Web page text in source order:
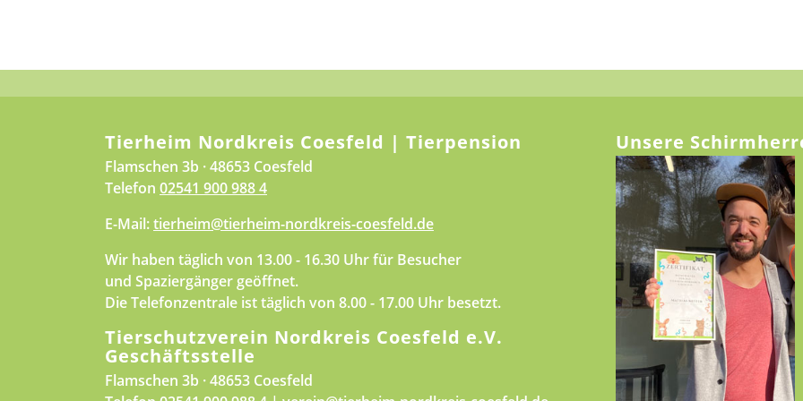
Tierheim Nordkreis Coesfeld | Tierpension
Flamschen 3b · 48653 Coesfeld
Telefon 02541 900 988 4
E-Mail:tierheim@tierheim-nordkreis-coesfeld.de
Wir haben täglich von 13.00 - 16.30 Uhr für Besucher
und Spaziergänger geöffnet.
Die Telefonzentrale ist täglich von 8.00 - 17.00 Uhr besetzt.
Tierschutzverein Nordkreis Coesfeld e.V.
Geschäftsstelle
Flamschen 3b · 48653 Coesfeld
Unsere